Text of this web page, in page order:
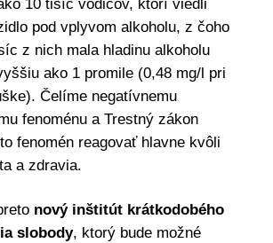
pod vplyvom alkoholu, z čoho
z nich mala hladinu alkoholu
ako 1 promile (0,48 mg/l pri
Čelíme negatívnemu
fenoménu a Trestný zákon
fenomén reagovať hlavne kvôli
a zdravia.
nový inštitút krátkodobého
slobody, ktorý bude možné